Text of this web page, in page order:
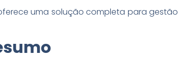
uma solução completa para